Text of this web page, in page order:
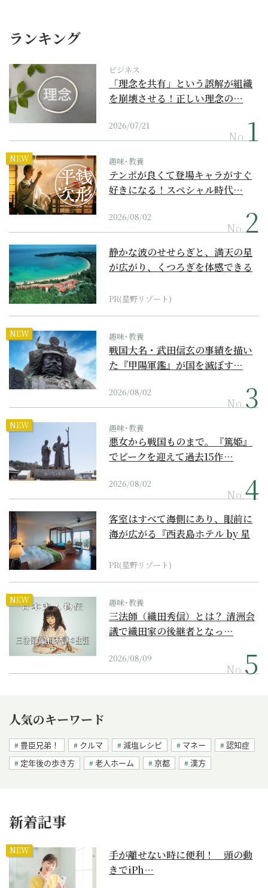
ランキング
ビジネス
「理念を共有」という誤解が組織
を崩壊させる！正しい理念の…
2026/07/21
No.
NEW 趣味･教養
テンポが良くて登場キャラがすぐ
好きになる！スペシャル時代…
2026/08/02
No.
静かな波のせせらぎと、満天の星
が広がり、くつろぎを体感できる
PR(星野リゾート)
NEW 趣味･教養
戦国大名・武田信玄の事績を描い
た『甲陽軍鑑』が国を滅ぼす…
2026/08/02
No.
NEW 趣味･教養
悪女から戦国ものまで。『篤姫』
でピークを迎えて過去15作…
2026/08/02
No.
客室はすべて海側にあり、眼前に
海が広がる『西表島ホテル by 星
PR(星野リゾート)
NEW 趣味･教養
三法師（織田秀信）とは？ 清洲会
議で織田家の後継者となっ…
2026/08/09
No.
人気のキーワード
豊臣兄弟！ クルマ 減塩レシピ マネー
認知症
定年後の歩き方
老人ホーム 京都 漢方
新着記事
NEW
手が離せない時に便利！ 頭の動
きでiPh…